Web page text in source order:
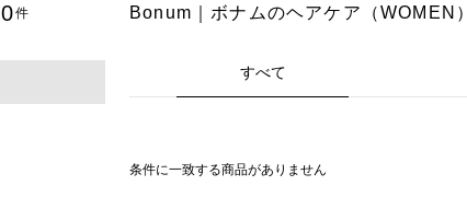
0件 Bonum｜ボナムのヘアケア（WOMEN）
すべて
条件に一致する商品がありません